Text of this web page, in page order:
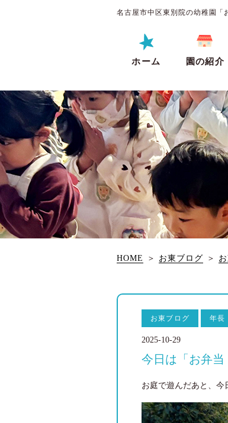
名古屋市中区東別院の幼稚園「
ホーム 園の紹介
HOME ＞ お東ブログ ＞
お東ブログ 年長
2025-10-29
今日は「お弁
お庭で遊んだあと、今